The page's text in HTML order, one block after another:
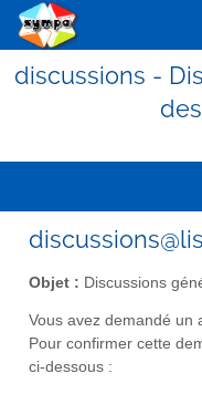
discussions -
Objet : Discussions
Vous avez demandé un
Pour confirmer cette
ci-dessous :